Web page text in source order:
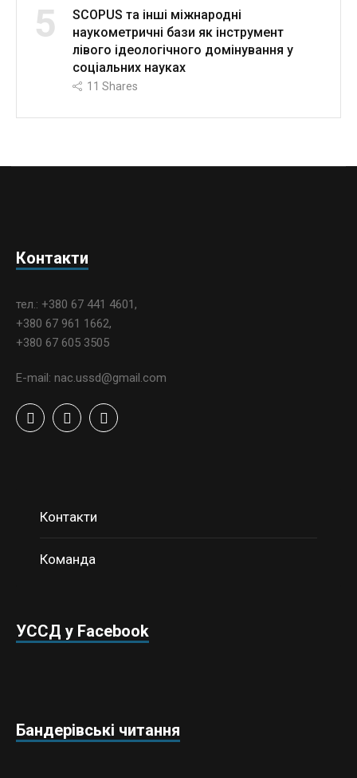
5
SCOPUS та інші міжнародні
наукометричні бази як інструмент
лівого ідеологічного домінування у
соціальних науках
11 Shares
Контакти
тел.: +380 67 441 4601,
+380 67 961 1662,
+380 67 605 3505
E-mail: nac.ussd@gmail.com
Контакти
Команда
УССД у Facebook
Бандерівські читання